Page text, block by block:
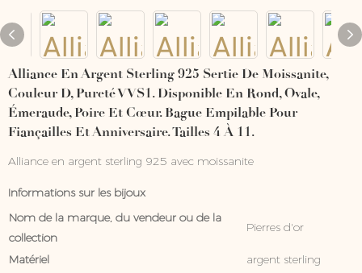
Alliance En Argent Sterling 925 Sertie De Moissanite,
Couleur D, Pureté VVS1. Disponible En Rond, Ovale,
Émeraude, Poire Et Cœur. Bague Empilable Pour
Fiançailles Et Anniversaire. Tailles 4 À 11.
Alliance en argent sterling 925 avec moissanite
Informations sur les bijoux
Nom de la marque, du vendeur ou de la
collection
Pierres d'or
Matériel argent sterling